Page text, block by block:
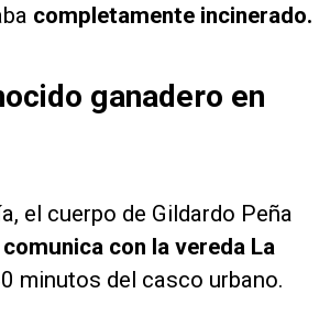
completamente incinerado.
ganadero en
el cuerpo de Gildardo Peña
con la vereda La
minutos del casco urbano.